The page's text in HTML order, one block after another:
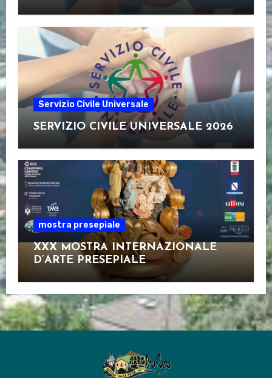
Servizio Civile Universale
SERVIZIO CIVILE UNIVERSALE 2026
mostra presepiale
XXX MOSTRA INTERNAZIONALE
D’ARTE PRESEPIALE